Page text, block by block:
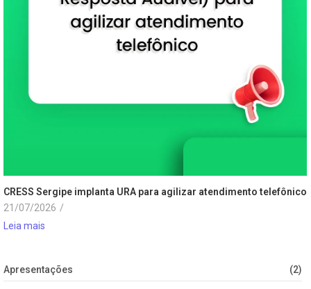
CRESS Sergipe implanta URA para agilizar atendimento telefônico
21/07/2026 /
Leia mais
Apresentações (2)